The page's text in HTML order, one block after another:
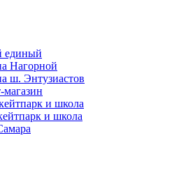
единый
Нагорной
ш. Энтузиастов
магазин
и школа
и школа